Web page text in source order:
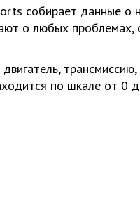
собирает данные о
о любых
по шкале от